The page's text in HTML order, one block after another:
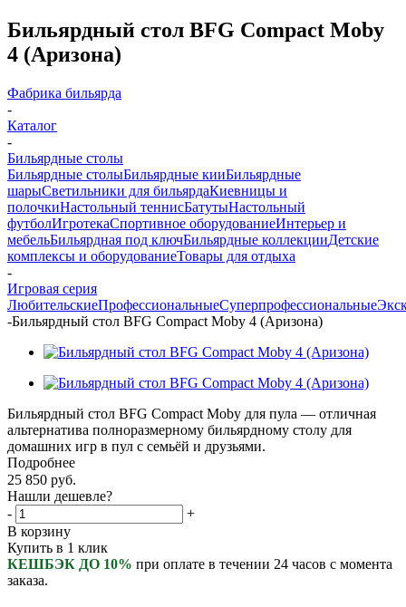
Бильярдный стол BFG Compact Moby
4 (Аризона)
Фабрика бильярда
-
Каталог
-
Бильярдные столы
Бильярдные столыБильярдные кииБильярдные
шарыСветильники для бильярдаКиевницы и
полочкиНастольный теннисБатутыНастольный
футболИгротекаСпортивное оборудованиеИнтерьер и
мебельБильярдная под ключБильярдные коллекцииДетские
комплексы и оборудованиеТовары для отдыха
-
Игровая серия
ЛюбительскиеПрофессиональныеСуперпрофессиональные
-Бильярдный стол BFG Compact Moby 4 (Аризона)
Бильярдный стол BFG Compact Moby для пула — отличная
альтернатива полноразмерному бильярдному столу для
домашних игр в пул с семьёй и друзьями.
Подробнее
25 850 руб.
Нашли дешевле?
-
+
В корзину
Купить в 1 клик
КЕШБЭК ДО 10% при оплате в течении 24 часов с момента
заказа.